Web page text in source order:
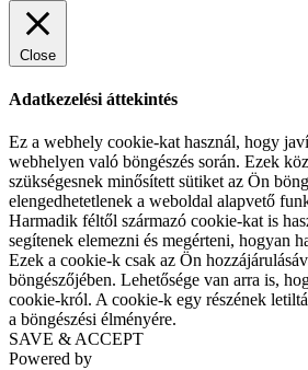
Close
Adatkezelési áttekintés
Ez a webhely cookie-kat használ, hogy
webhelyen való böngészés során. Ezek
szükségesnek minősített sütiket az Ön
elengedhetetlenek a weboldal alapvető
Harmadik féltől származó cookie-kat is
segítenek elemezni és megérteni, hogyan
Ezek a cookie-k csak az Ön
böngészőjében. Lehetősége van arra is,
cookie-król. A cookie-k egy részének
a böngészési élményére.
SAVE & ACCEPT
Powered by